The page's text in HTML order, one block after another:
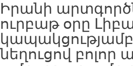
Իրանի
ուրբաթ օրը
կապակցությամբ
նեղուցով